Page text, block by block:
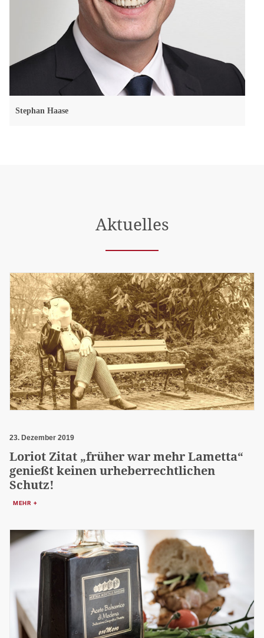
Stephan Haase
Aktuelles
23. Dezember 2019
Loriot Zitat „früher war mehr Lametta“
genießt keinen urheberrechtlichen
Schutz!
MEHR +